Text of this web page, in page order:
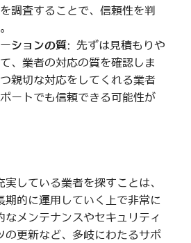
調査することで、信頼性を判
ションの質: 先ずは見積もりや
、業者の対応の質を確認しま
親切な対応をしてくれる業者
ートでも信頼できる可能性が
している業者を探すことは、
期的に運用していく上で非常に
なメンテナンスやセキュリティ
の更新など、多岐にわたるサポ